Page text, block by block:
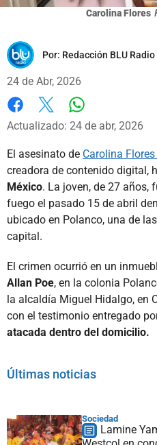
Carolina Flores
Por: Redacción BLU Radio
24 de Abr, 2026
Facebook
X
Actualizado: 24 de abr, 2026
El asesinato de Carolina
creadora de contenido digital,
México. La joven, de 27 años,
fuego el pasado 15 de abril
ubicado en Polanco, una de
capital.
El crimen ocurrió en un
Allan Poe, en la colonia
la alcaldía Miguel Hidalgo, en
con el testimonio entregado
atacada dentro del domicilio.
Últimas noticias
Sociedad
Lamine